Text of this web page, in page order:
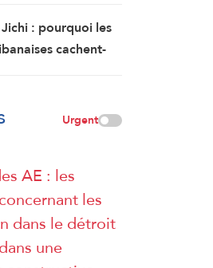
: pourquoi les
cachent-
Urgent
AE : les
les
dans le détroit
une